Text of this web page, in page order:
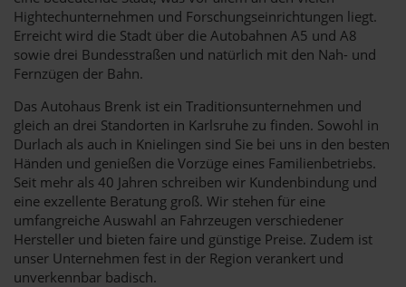
Hightechunternehmen und Forschungseinrichtungen liegt.
Erreicht wird die Stadt über die Autobahnen A5 und A8
sowie drei Bundesstraßen und natürlich mit den Nah- und
Fernzügen der Bahn.
Das Autohaus Brenk ist ein Traditionsunternehmen und
gleich an drei Standorten in Karlsruhe zu finden. Sowohl in
Durlach als auch in Knielingen sind Sie bei uns in den besten
Händen und genießen die Vorzüge eines Familienbetriebs.
Seit mehr als 40 Jahren schreiben wir Kundenbindung und
eine exzellente Beratung groß. Wir stehen für eine
umfangreiche Auswahl an Fahrzeugen verschiedener
Hersteller und bieten faire und günstige Preise. Zudem ist
unser Unternehmen fest in der Region verankert und
unverkennbar badisch.